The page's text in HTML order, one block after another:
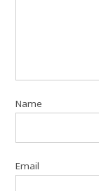
Name
Email